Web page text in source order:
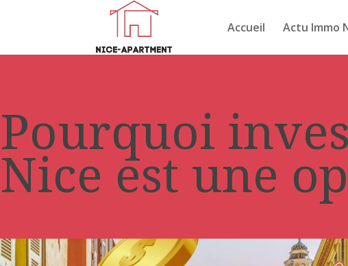
Accueil Actu Immo
Pourquoi
Nice est une